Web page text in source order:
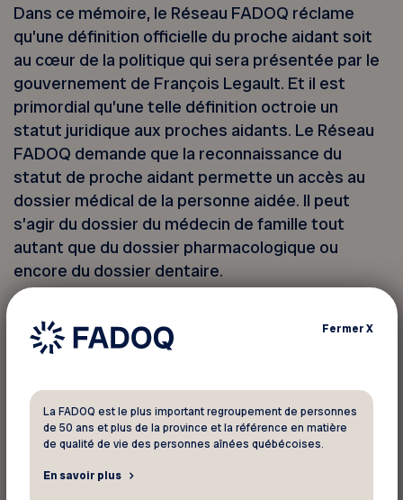
Dans ce mémoire, le Réseau FADOQ réclame
qu’une définition officielle du proche aidant soit
au cœur de la politique qui sera présentée par le
gouvernement de François Legault. Et il est
primordial qu’une telle définition octroie un
statut juridique aux proches aidants. Le Réseau
FADOQ demande que la reconnaissance du
statut de proche aidant permette un accès au
dossier médical de la personne aidée. Il peut
s’agir du dossier du médecin de famille tout
autant que du dossier pharmacologique ou
encore du dossier dentaire.
Ce mémoire insiste aussi sur la nécessité
d’allouer suffisamment de ressources en soins
concordance entre les besoins des aidés et des
aidants.
Lire le mémoire
FermerX
La FADOQ est le plus important regroupement de personnes
de 50 ans et plus de la province et la référence en matière
de qualité de vie des personnes aînées québécoises.
En savoir plus